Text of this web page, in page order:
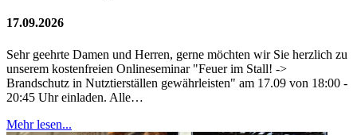
17.09.2026
Sehr geehrte Damen und Herren, gerne möchten wir Sie herzlich zu
unserem kostenfreien Onlineseminar "Feuer im Stall! ->
Brandschutz in Nutztierställen gewährleisten" am 17.09 von 18:00 -
20:45 Uhr einladen. Alle…
Mehr lesen...